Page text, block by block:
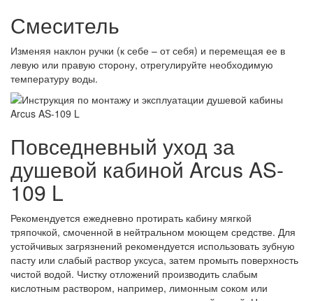
Смеситель
Изменяя наклон ручки (к себе – от себя) и перемещая ее в
левую или правую сторону, отрегулируйте необходимую
температуру воды.
Повседневный уход за
душевой кабиной Arcus AS-
109 L
Рекомендуется ежедневно протирать кабину мягкой
тряпочкой, смоченной в нейтральном моющем средстве. Для
устойчивых загрязнений рекомендуется использовать зубную
пасту или слабый раствор уксуса, затем промыть поверхность
чистой водой. Чистку отложений производить слабым
кислотным раствором, например, лимонным соком или